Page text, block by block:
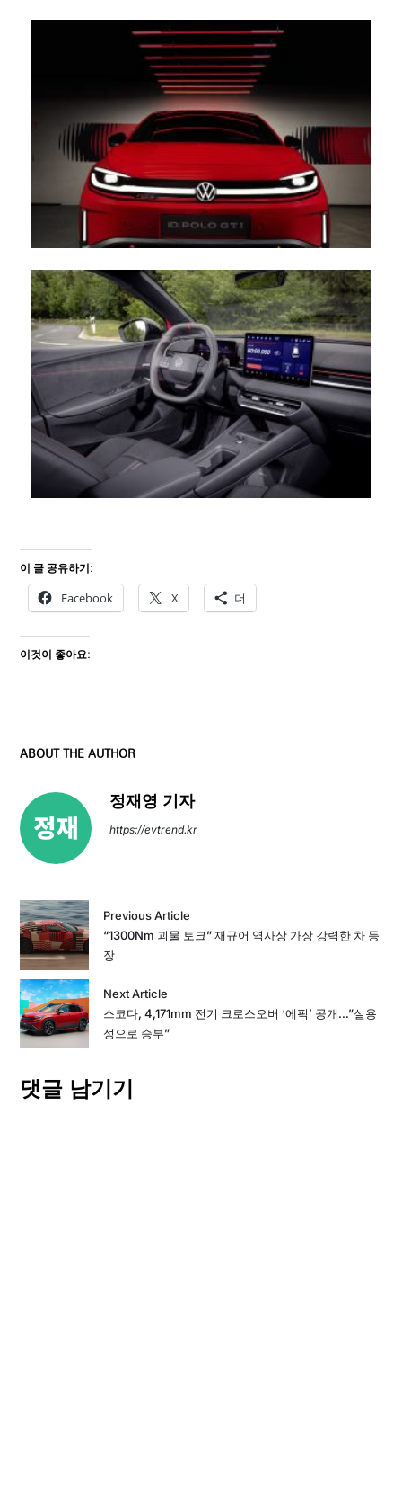
이 글 공유하기:
Facebook X 더
이것이 좋아요:
ABOUT THE AUTHOR
정재영 기자
https://evtrend.kr
Previous Article
“1300Nm 괴물 토크” 재규어 역사상 가장 강력한 차 등
장
Next Article
스코다, 4,171mm 전기 크로스오버 ‘에픽’ 공개…”실용
성으로 승부”
댓글 남기기